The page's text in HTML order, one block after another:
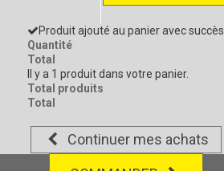
Produit ajouté au panier avec succès
Quantité
Total
Il y a 1 produit dans votre panier.
Total produits
Total
Continuer mes achats